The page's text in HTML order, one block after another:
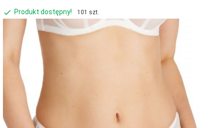
Produkt dostępny! 101 szt.